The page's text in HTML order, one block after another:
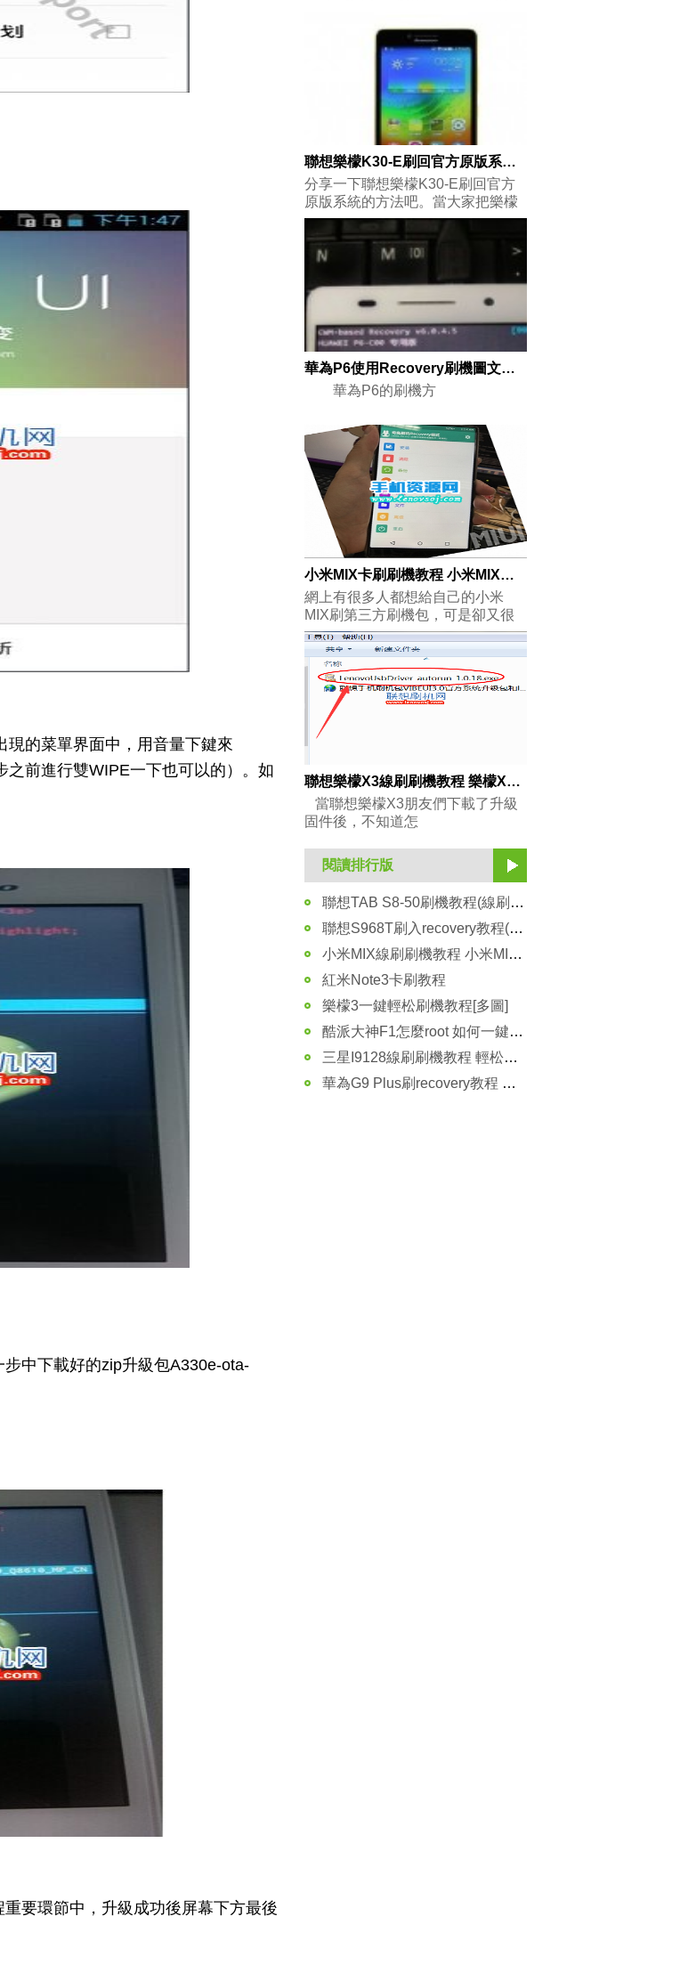
現的菜單界面中，用音量下鍵來
之前進行雙WIPE一下也可以的）。如
中下載好的zip升級包A330e-ota-
要環節中，升級成功後屏幕下方最後
聯想樂檬K30-E刷回官方原版系統的方法
分享一下聯想樂檬K30-E刷回官方
原版系統的方法吧。當大家把樂檬
K30-
華為P6使用Recovery刷機圖文教程
華為P6的刷機方
小米MIX卡刷刷機教程 小米MIX用recovery刷三方刷機包
網上有很多人都想給自己的小米
MIX刷第三方刷機包，可是卻又很
多網友下載了
聯想樂檬X3線刷刷機教程 樂檬X3救磚方法
當聯想樂檬X3朋友們下載了升級
固件後，不知道怎
閱讀排行版
聯想TAB S8-50刷機教程(線刷可救磚)
聯想S968T刷入recovery教程(中文)
小米MIX線刷刷機教程 小米MIX線刷官方系統升級
紅米Note3卡刷教程
樂檬3一鍵輕松刷機教程[多圖]
酷派大神F1怎麼root 如何一鍵獲取root權限
三星I9128線刷刷機教程 輕松刷機
華為G9 Plus刷recovery教程 華為G9Plus刷第三方recovery方法